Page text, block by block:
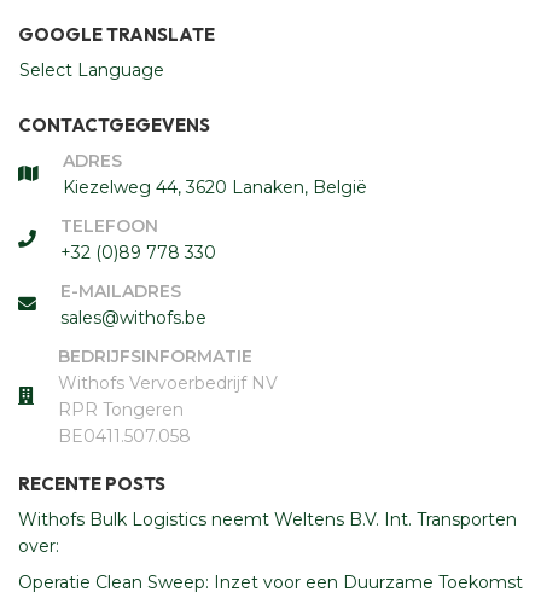
GOOGLE TRANSLATE
Select Language
CONTACTGEGEVENS
ADRES
Kiezelweg 44, 3620 Lanaken, België
TELEFOON
+32 (0)89 778 330
E-MAILADRES
sales@withofs.be
BEDRIJFSINFORMATIE
Withofs Vervoerbedrijf NV
RPR Tongeren
​​​​​​​BE0411.507.058
RECENTE POSTS
Withofs Bulk Logistics neemt Weltens B.V. Int. Transporten
over:
Operatie Clean Sweep: Inzet voor een Duurzame Toekomst